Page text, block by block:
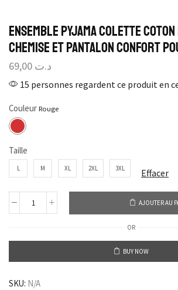
Ensemble Pyjama Colette Coton
Chemise et Pantalon Confort
د.ت
15 personnes regardent ce produit en
Couleur
Taille
L M XL 2XL 3XL Effacer
AJOUTER AU
OR
BUY NOW
SKU: N/A